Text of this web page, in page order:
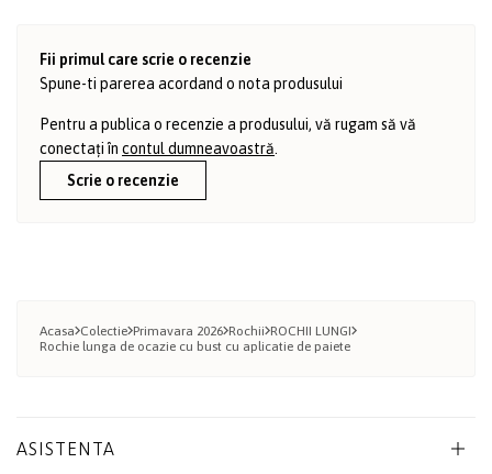
Fii primul care scrie o recenzie
Spune-ti parerea acordand o nota produsului
Pentru a publica o recenzie a produsului, vă rugam să vă
conectați în contul dumneavoastră
Scrie o recenzie
Acasa Colectie Primavara 2026 Rochii ROCHII LUNGI
Rochie lunga de ocazie cu bust cu aplicatie de paiete
ASISTENTA